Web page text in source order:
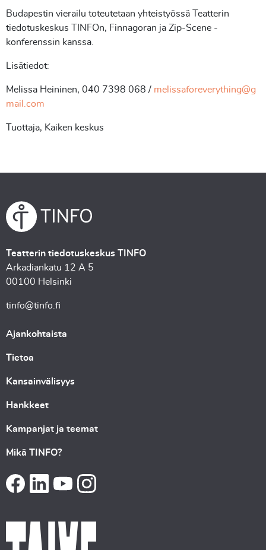
Budapestin vierailu toteutetaan yhteistyössä Teatterin
tiedotuskeskus TINFOn, Finnagoran ja Zip-Scene -
konferenssin kanssa.
Lisätiedot:
Melissa Heininen, 040 7398 068 / melissaforeverything@g
mail.com
Tuottaja, Kaiken keskus
Teatterin tiedotuskeskus TINFO
Arkadiankatu 12 A 5
00100 Helsinki
tinfo@tinfo.fi
Ajankohtaista
Tietoa
Kansainvälisyys
Hankkeet
Kampanjat ja teemat
Mikä TINFO?